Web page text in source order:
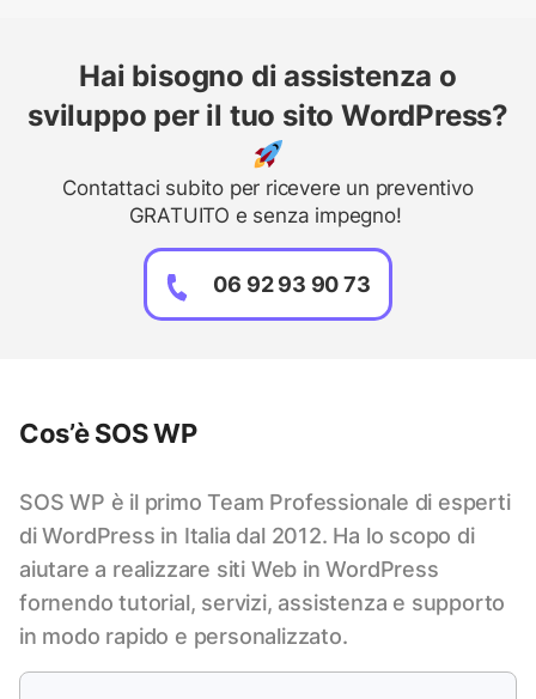
Hai bisogno di assistenza o
sviluppo per il tuo sito WordPress?
Contattaci subito per ricevere un preventivo
GRATUITO e senza impegno!
06 92 93 90 73
Cos’è SOS WP
SOS WP è il primo Team Professionale di esperti
di WordPress in Italia dal 2012. Ha lo scopo di
aiutare a realizzare siti Web in WordPress
fornendo tutorial, servizi, assistenza e supporto
in modo rapido e personalizzato.